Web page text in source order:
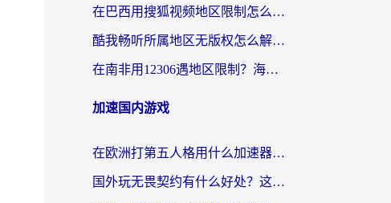
在巴西用搜狐视频地区限制怎么办？3步解决海外看国内剧的烦恼
酷我畅听所属地区无版权怎么解决？海外党必看的回国加速全攻略
在南非用12306遇地区限制？海外华人必看的回国加速全攻略（附B站芒果TV解锁技巧）
加速国内游戏
在欧洲打第五人格用什么加速器好？海外党亲测有效的国服游戏加速方案
国外玩无畏契约有什么好处？这份海外国服游戏加速指南帮你解决90%的卡顿问题